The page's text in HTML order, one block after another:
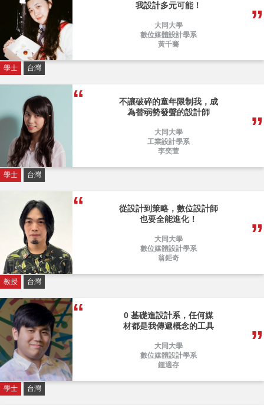
我設計多元可能！
大同大學
數位媒體設計學系
黃千騫
學士 台灣
不讓破碎的童年限制我，成
為替弱勢發聲的設計師
大同大學
工業設計學系
李奕萱
學士 台灣
從設計到策略，數位設計師
也要全能進化！
大同大學
數位媒體設計學系
翁鉅奇
教授 台灣
0 基礎進設計系，任何媒
材都是我傳遞概念的工具
大同大學
數位媒體設計學系
鍾適存
學士 台灣